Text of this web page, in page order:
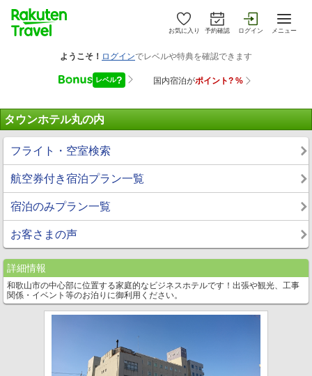
お気に入り 予約確認 ログイン メニュー
タウンホテル丸の内
フライト・空室検索
航空券付き宿泊プラン一覧
宿泊のみプラン一覧
お客さまの声
詳細情報
和歌山市の中心部に位置する家庭的なビジネスホテルです！出張や観光、工事
関係・イベント等のお泊りに御利用ください。